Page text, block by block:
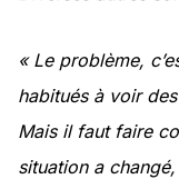
« Le problème,
habitués à voir
Mais il faut faire
situation a